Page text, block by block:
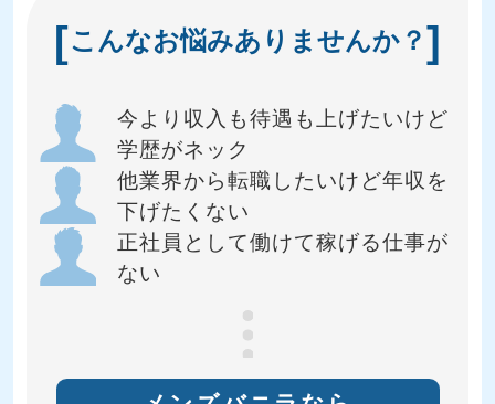
こんなお悩みありませんか？
今より収入も待遇も
上げたいけど
学歴がネック
他業界から転職したいけど年収を
下げたくない
正社員として働けて稼げる仕事が
ない